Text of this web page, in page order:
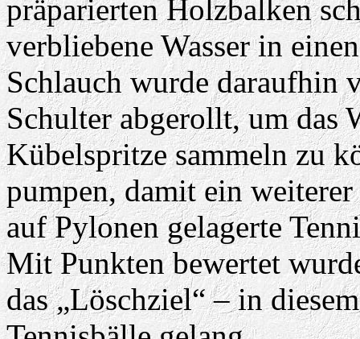
präparierten Holzbalken
verbliebene Wasser in
Schlauch wurde daraufhin
Schulter abgerollt, um das
Kübelspritze sammeln zu
pumpen, damit ein
auf Pylonen gelagerte
Mit Punkten bewertet
das „Löschziel“ – in